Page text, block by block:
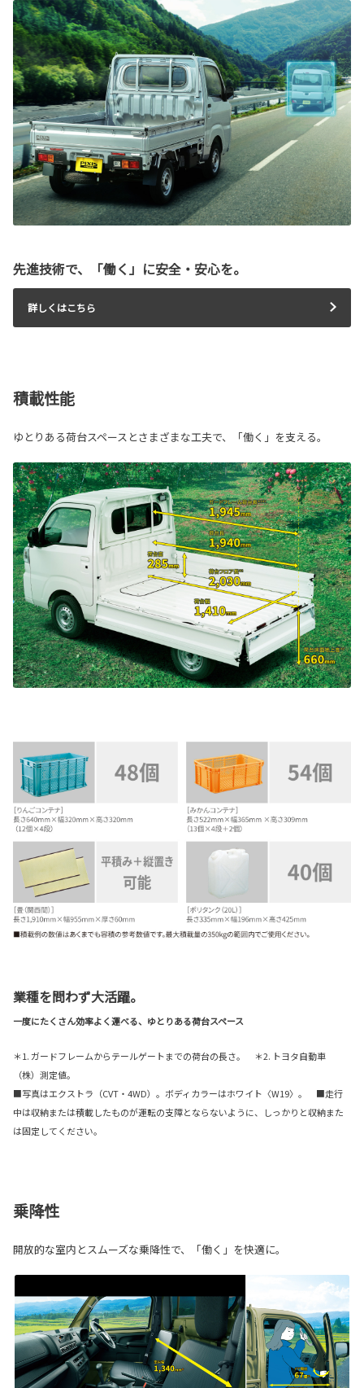
先進技術で、「働く」に安全・安心を。
詳しくはこちら
積載性能
ゆとりある荷台スペースとさまざまな工夫で、「働く」を支える。
業種を問わず大活躍。
一度にたくさん効率よく運べる、ゆとりある荷台スペース
＊1. ガードフレームからテールゲートまでの荷台の長さ。 ＊2. トヨタ自動車
（株）測定値。
■写真はエクストラ（CVT・4WD）。ボディカラーはホワイト〈W19〉。 ■走行
中は収納または積載したものが運転の支障とならないように、しっかりと収納また
は固定してください。
乗降性
開放的な室内とスムーズな乗降性で、「働く」を快適に。